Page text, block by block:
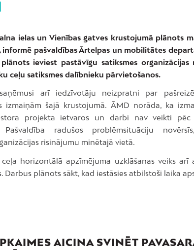
ielas un Vienības gatves krustojumā plānots
informē pašvaldības Ārtelpas un mobilitātes
ieviest pastāvīgu satiksmes organizācijas
ceļu satiksmes dalībnieku pārvietošanos.
arī iedzīvotāju neizpratni par
izmaiņām šajā krustojumā. ĀMD norāda, ka
projekta ietvaros un darbi nav veikti pēc
Pašvaldība radušos problēmsituāciju
risinājumu minētajā vietā.
horizontālā apzīmējuma uzklāšanas veiks arī
Darbus plānots sākt, kad iestāsies atbilstoši laika
AICINA SVINĒT